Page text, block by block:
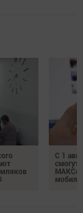
С 1
смогут